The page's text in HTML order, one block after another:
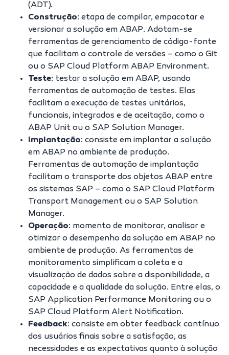
(ADT).
Construção: etapa de compilar, empacotar e
versionar a solução em ABAP. Adotam-se
ferramentas de gerenciamento de código-fonte
que facilitam o controle de versões – como o Git
ou o SAP Cloud Platform ABAP Environment.
Teste: testar a solução em ABAP, usando
ferramentas de automação de testes. Elas
facilitam a execução de testes unitários,
funcionais, integrados e de aceitação, como o
ABAP Unit ou o SAP Solution Manager.
Implantação: consiste em implantar a solução
em ABAP no ambiente de produção.
Ferramentas de automação de implantação
facilitam o transporte dos objetos ABAP entre
os sistemas SAP – como o SAP Cloud Platform
Transport Management ou o SAP Solution
Manager.
Operação: momento de monitorar, analisar e
otimizar o desempenho da solução em ABAP no
ambiente de produção. As ferramentas de
monitoramento simplificam a coleta e a
visualização de dados sobre a disponibilidade, a
capacidade e a qualidade da solução. Entre elas, o
SAP Application Performance Monitoring ou o
SAP Cloud Platform Alert Notification.
Feedback: consiste em obter feedback contínuo
dos usuários finais sobre a satisfação, as
necessidades e as expectativas quanto à solução